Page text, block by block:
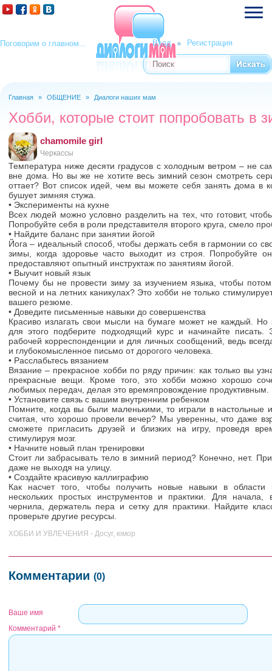
Поговорим о главном... Вход Регистрация
Форма поиска
Поиск
Главная » ОБЩЕНИЕ » Диалоги наших мам
Хобби, которые стоит попробовать в
chamomile girl
Черкассы
Температура ниже десяти градусов с холодным ветром – не
вне дома. Но вы же не хотите весь зимний сезон смотреть
оттает? Вот список идей, чем вы можете себя занять дома в
бушует зимняя стужа.
• Эксперименты на кухне
Всех людей можно условно разделить на тех, что готовит,
Попробуйте себя в роли представителя второго круга, смело
• Найдите баланс при занятии йогой
Йога – идеальный способ, чтобы держать себя в гармонии со
зимы, когда здоровье часто выходит из строя. Попробуйте
предоставляют опытный инструктаж по занятиям йогой.
• Выучит новый язык
Почему бы не провести зиму за изучением языка, чтобы
весной и на летних каникулах? Это хобби не только
вашего резюме.
• Доведите письменные навыки до совершенства
Красиво излагать свои мысли на бумаге может не каждый. Но
для этого подберите подходящий курс и начинайте писать.
рабочей корреспонденции и для личных сообщений, ведь
и глубокомысленное письмо от дорогого человека.
• Расслабьтесь вязанием
Вязание – прекрасное хобби по ряду причин: как только вы
прекрасные вещи. Кроме того, это хобби можно хорошо
любимых передач, делая это времяпровождение продуктивным.
• Установите связь с вашим внутренним ребенком
Помните, когда вы были маленькими, то играли в настольные
считая, что хорошо провели вечер? Мы уверенны, что даже
сможете пригласить друзей и близких на игру, проведя
стимулируя мозг.
• Начните новый план тренировки
Стоит ли забрасывать тело в зимний период? Конечно, нет.
даже не выходя на улицу.
• Создайте красивую каллиграфию
Как насчет того, чтобы получить новые навыки в области
нескольких простых инструментов и практики. Для начала,
чернила, держатель пера и сетку для практики. Найдите
проверьте другие ресурсы.
ХОББИ И УВЛЕЧЕНИЯ - Досуг, юмор
Комментарии (0)
Ваше имя
Комментарий *